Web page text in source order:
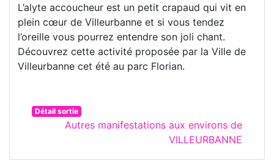
L’alyte accoucheur est un petit crapaud qui vit en
plein cœur de Villeurbanne et si vous tendez
l’oreille vous pourrez entendre son joli chant.
Découvrez cette activité proposée par la Ville de
Villeurbanne cet été au parc Florian.
Détail sortie
Autres manifestations aux environs de
VILLEURBANNE